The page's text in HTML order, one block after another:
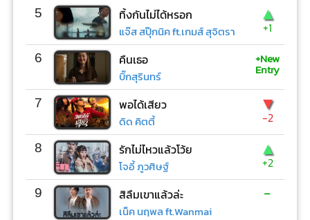
5 ทิ้งกันไม่ได้หรอก
แจ๊ส สปุ๊กนิค ft.เกมส์ สุจิตรา
▲
+1
6 คืนเธอ
บิ๊กสุรินทร์
+New
Entry
7 พอได้เสียว
ดิด คิตตี้
▼
-2
8 รักไม่ไหวแล้วโว้ย
โจอี้ ภูวศิษฐ์
▲
+2
9 สิลืมเขาแล้วล่ะ
เน็ค นฤพล ft.Wanmai
-